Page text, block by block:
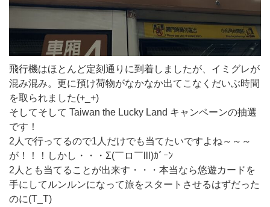
飛行機はほとんど定刻通りに到着しましたが、イミグレが
混み混み。更に預け荷物がなかなか出てこなくだいぶ時間
を取られました(+_+)
そしてそして Taiwan the Lucky Land キャンペーンの抽選
です！
2人で行ってるので1人だけでも当てたいですよね～～～
が！！！しかし・・・Σ(￣ロ￣lll)ｶﾞｰﾝ
2人とも当てることが出来す・・・本当なら悠遊カードを
手にしてルンルンになって旅をスタートさせるはずだった
のに(T_T)